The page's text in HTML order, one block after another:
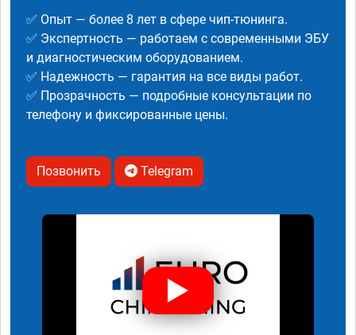
✅ Опыт — более 8 лет в сфере чип-тюнинга.
✅ Экспертность — работаем с современными ЭБУ
и диагностическим оборудованием.
✅ Надежность — гарантия на все виды работ.
✅ Прозрачность — подробные консультации по
телефону и фиксированные цены.
Позвонить Telegram